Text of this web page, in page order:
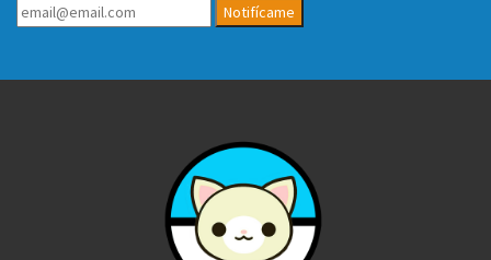
Notifícame